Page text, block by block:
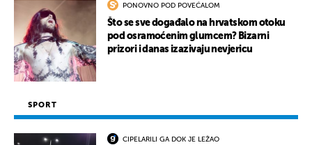
PONOVNO POD POVEĆALOM
Što se sve događalo na hrvatskom otoku
pod osramoćenim glumcem? Bizarni
prizori i danas izazivaju nevjericu
SPORT
CIPELARILI GA DOK JE LEŽAO